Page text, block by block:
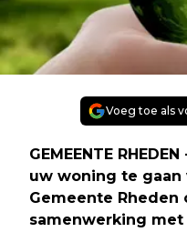
Voeg toe als
GEMEENTE
uw woning te gaan
Gemeente Rheden
samenwerking met